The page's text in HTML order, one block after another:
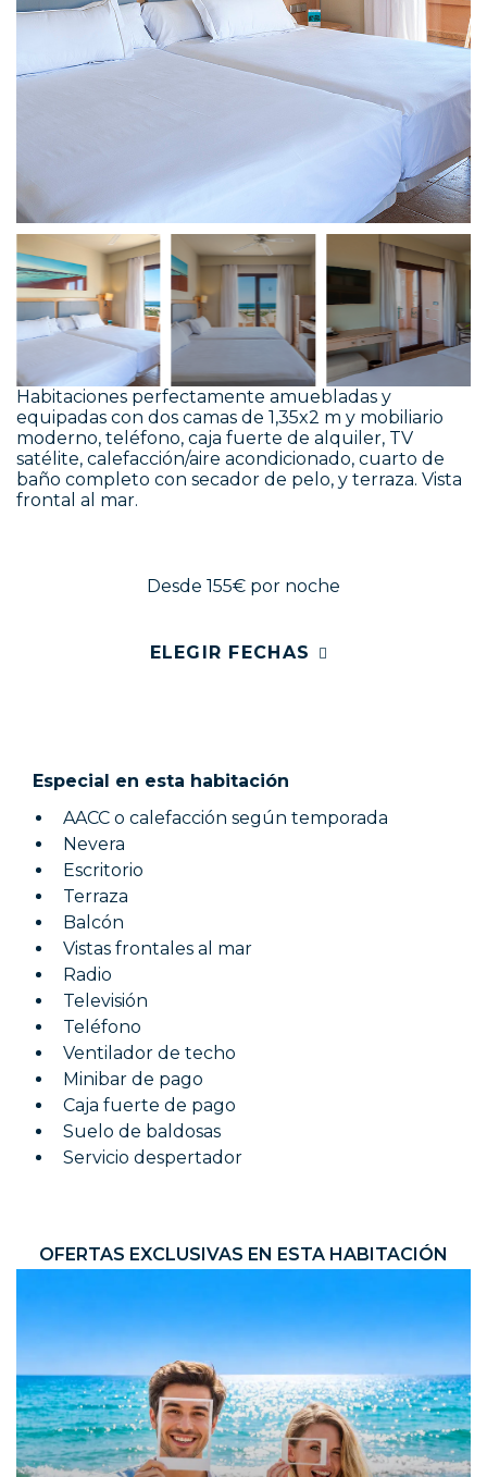
Habitaciones perfectamente amuebladas y
equipadas con dos camas de 1,35x2 m y mobiliario
moderno, teléfono, caja fuerte de alquiler, TV
satélite, calefacción/aire acondicionado, cuarto de
baño completo con secador de pelo, y terraza. Vista
frontal al mar.
Desde 155€ por noche
ELEGIR FECHAS
Especial en esta habitación
AACC o calefacción según temporada
Nevera
Escritorio
Terraza
Balcón
Vistas frontales al mar
Radio
Televisión
Teléfono
Ventilador de techo
Minibar de pago
Caja fuerte de pago
Suelo de baldosas
Servicio despertador
OFERTAS EXCLUSIVAS EN ESTA HABITACIÓN